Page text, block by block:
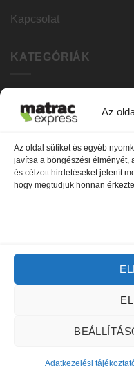
Az
Az oldal sütiket és egyéb
javítsa a böngészési élményét,
és célzott hirdetéseket jelenít
hogy megtudjuk honnan
Adatkezelési
Kapcsolat
KATEGÓRIÁK
Hideghab matracok
Vákuum matracok
Memóriahabos matracok
Bonnel rugós matracok
Fedőmatracok
Kiegészítők
Copyright